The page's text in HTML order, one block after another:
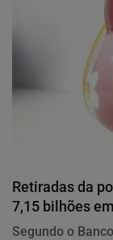
Retiradas da
7,15 bilhões
Segundo o